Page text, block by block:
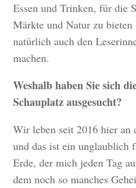
Essen und Trinken, für die
Märkte und Natur zu
natürlich auch den
machen.
Weshalb haben Sie sich
Schauplatz ausgesucht?
Wir leben seit 2016 hier an
und das ist ein unglaublich
Erde, der mich jeden Tag
dem noch so manches